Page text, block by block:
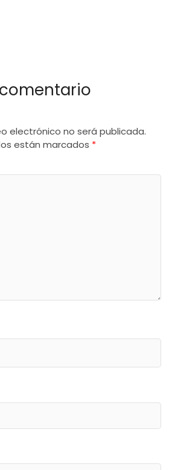
electrónico no será publicada.
están marcados *